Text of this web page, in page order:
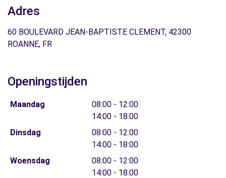
Adres
60 BOULEVARD JEAN-BAPTISTE CLEMENT, 42300
ROANNE, FR
Openingstijden
Maandag
08:00 - 12:00
14:00 - 18:00
Dinsdag
08:00 - 12:00
14:00 - 18:00
Woensdag
08:00 - 12:00
14:00 - 18:00